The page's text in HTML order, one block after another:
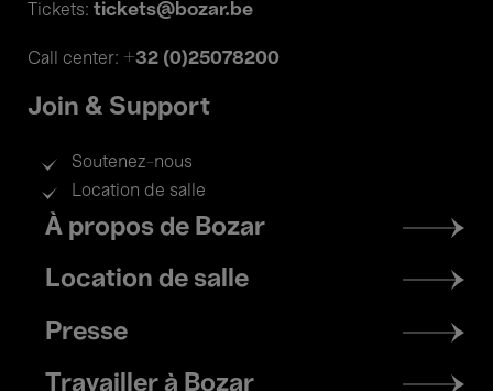
Tickets: tickets@bozar.be
Call center: +32 (0)25078200
Join & Support
Soutenez-nous
Location de salle
Footer
menu
À propos de Bozar
Location de salle
Presse
Travailler à Bozar